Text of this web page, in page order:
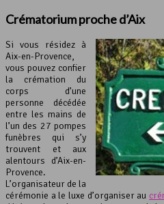
Crématorium proche d’Aix
Si vous résidez à
Aix-en-Provence,
vous pouvez confier
la crémation du
corps d’une
personne décédée
entre les mains de
l’un des 27 pompes
funèbres qui s’y
trouvent et aux
alentours d’Aix-en-
Provence.
L’organisateur de la
cérémonie a le luxe d’organiser au